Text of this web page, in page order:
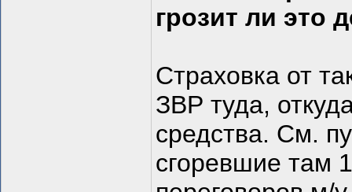
грозит ли это
Страховка от
ЗВР туда,
средства. См.
сгоревшие там